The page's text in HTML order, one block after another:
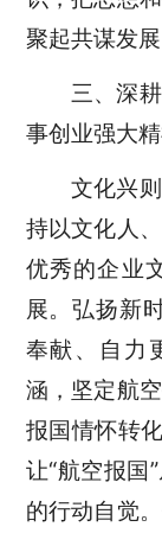
聚起共谋发
三、深
事创业强大
文化兴
持以文化人
优秀的企业
展。弘扬新
奉献、自力
涵，坚定航
报国情怀转
让“航空报国
的行动自觉